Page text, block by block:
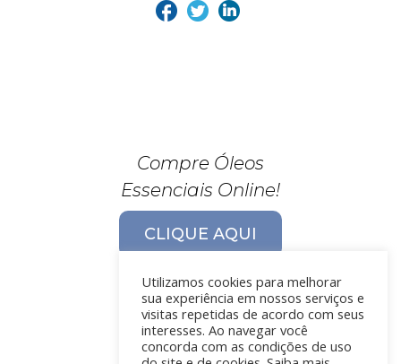
Compre Óleos
Essenciais Online!
CLIQUE AQUI
Utilizamos cookies para melhorar
sua experiência em nossos serviços e
visitas repetidas de acordo com seus
interesses. Ao navegar você
concorda com as condições de uso